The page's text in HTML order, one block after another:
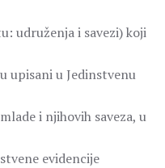
udruženja i savezi) koji
upisani u Jedinstvenu
i njihovih saveza, u
evidencije